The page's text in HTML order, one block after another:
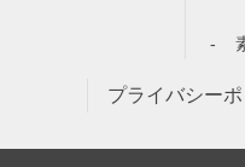
プライバシー